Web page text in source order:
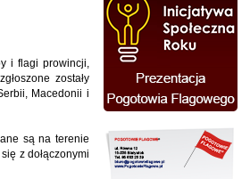
i flagi prowincji,
zostały
Macedonii i
są na terenie
z dołączonymi